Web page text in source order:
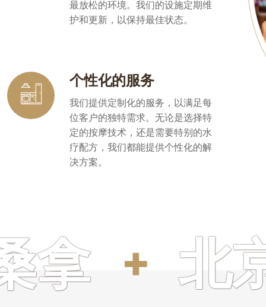
护和更新，以保持最佳状态。
我们提供定制化的服务，以满足每
位客户的独特需求。无论是选择特
定的按摩技术，还是需要特别的水
疗配方，我们都能提供个性化的解
决方案。
北京